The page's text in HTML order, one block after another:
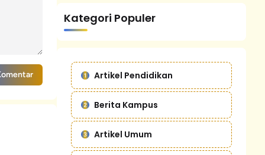
Kategori Populer
Artikel Pendidikan
Berita Kampus
Artikel Umum